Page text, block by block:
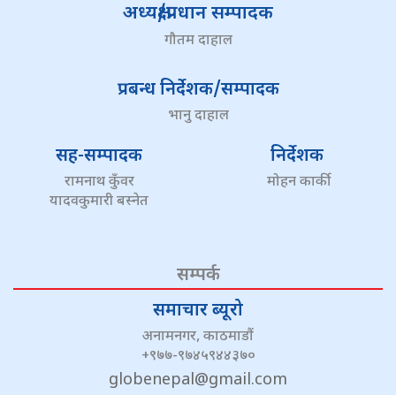
अध्यक्ष/प्रधान सम्पादक
गौतम दाहाल
प्रबन्ध निर्देशक/सम्पादक
भानु दाहाल
सह-सम्पादक
रामनाथ कुँवर
यादवकुमारी बस्नेत
निर्देशक
मोहन कार्की
सम्पर्क
समाचार ब्यूरो
अनामनगर, काठमाडौं
+९७७-९७४५९४४३७०
globenepal@gmail.com